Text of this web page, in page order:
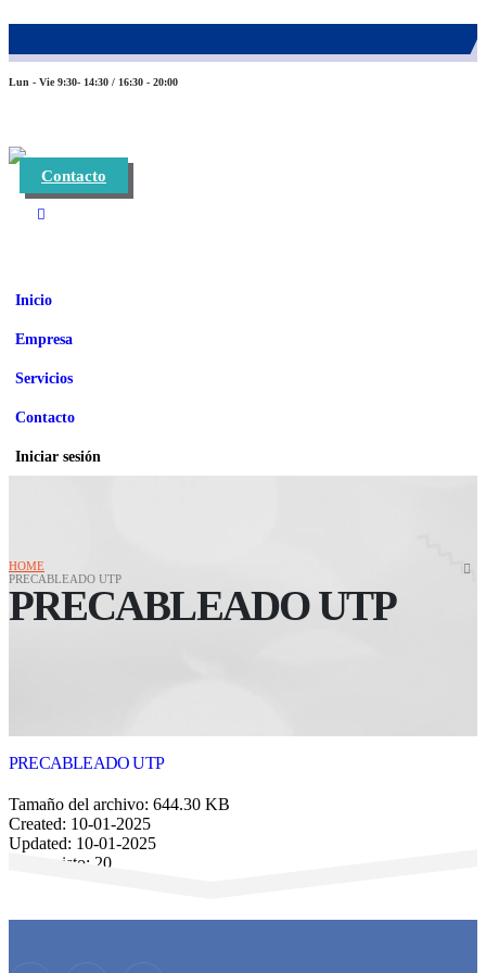
Lun - Vie 9:30- 14:30 / 16:30 - 20:00
Contacto
Inicio
Empresa
Servicios
Contacto
Iniciar sesión
HOME
PRECABLEADO UTP
PRECABLEADO UTP
PRECABLEADO UTP
Tamaño del archivo: 644.30 KB
Created: 10-01-2025
Updated: 10-01-2025
Veces visto: 20